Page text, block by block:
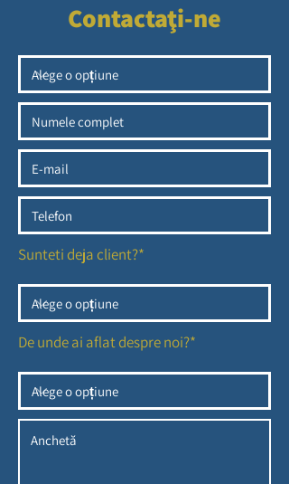
Contactaţi-ne
Sunteti deja client?*
De unde ai aflat despre noi?*